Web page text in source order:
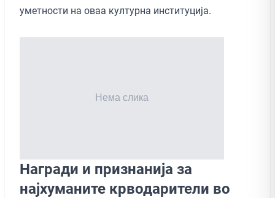
уметности на оваа културна институција.
Награди и признанија за
најхуманите крводарители во